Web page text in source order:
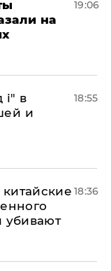
на
19:06
і" в
и
18:55
убивают
18:36